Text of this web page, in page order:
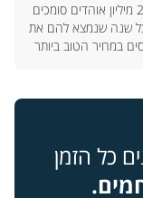
מעל 2.5 מיליון אוהדים סומכים
שנה שנמצא להם את
במחיר הטוב ביותר
כל הזמן